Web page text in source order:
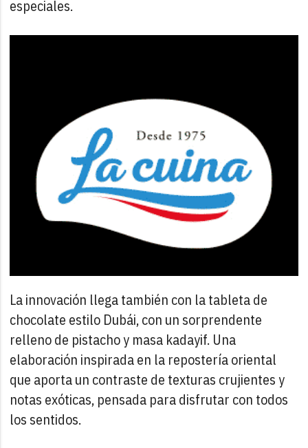
especiales.
La innovación llega también con la tableta de
chocolate estilo Dubái, con un sorprendente
relleno de pistacho y masa kadayif. Una
elaboración inspirada en la repostería oriental
que aporta un contraste de texturas crujientes y
notas exóticas, pensada para disfrutar con todos
los sentidos.